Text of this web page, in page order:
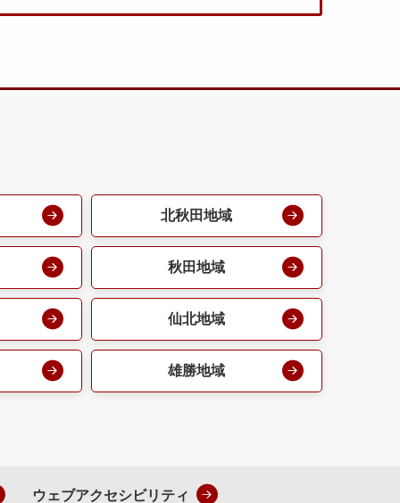
北秋田地域
秋田地域
仙北地域
雄勝地域
ウェブアクセシビリティ